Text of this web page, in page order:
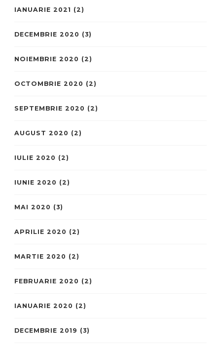
IANUARIE 2021 (2)
DECEMBRIE 2020 (3)
NOIEMBRIE 2020 (2)
OCTOMBRIE 2020 (2)
SEPTEMBRIE 2020 (2)
AUGUST 2020 (2)
IULIE 2020 (2)
IUNIE 2020 (2)
MAI 2020 (3)
APRILIE 2020 (2)
MARTIE 2020 (2)
FEBRUARIE 2020 (2)
IANUARIE 2020 (2)
DECEMBRIE 2019 (3)